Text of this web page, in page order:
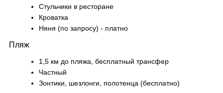
Стульчики в ресторане
Кроватка
Няня (по запросу) - платно
Пляж
1,5 км до пляжа, бесплатный трансфер
Частный
Зонтики, шезлонги, полотенца (бесплатно)